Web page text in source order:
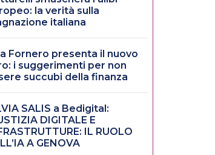
la verità sulla
italiana
Fornero presenta il nuovo
i suggerimenti per non
succubi della finanza
SALIS a Bedigital:
DIGITALE E
IL RUOLO
A GENOVA